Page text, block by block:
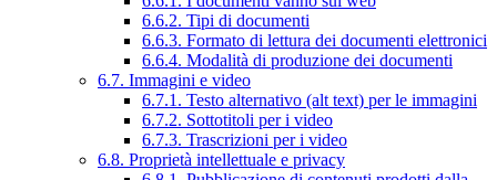
6.6.2. Tipi di documenti
6.6.3. Formato di lettura dei documenti elettronici
6.6.4. Modalità di produzione dei documenti
6.7. Immagini e video
6.7.1. Testo alternativo (alt text) per le immagini
6.7.2. Sottotitoli per i video
6.7.3. Trascrizioni per i video
6.8. Proprietà intellettuale e privacy